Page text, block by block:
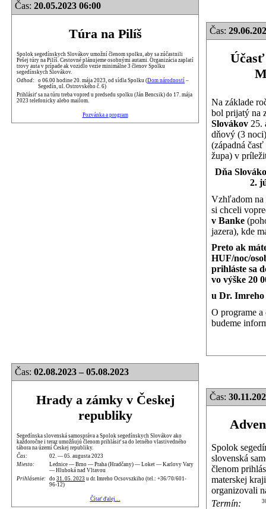
Čas: 20.05.2023 06:00
Túra na Pilíš
Spolok segedínskych Slovákov umožní členom spolku, aby sa zúčastnili
Pešej túry na Pilíš. Cestovné plánujeme osobnými autami. Organizácia zaplatí
trovy auta v prípade ak vozidlo vezie minimálne 3 členov Spolku
segedínskych Slovákov.
Odhod: o 06.00 hodine 20. mája 2023, od sídla Spolku (Dom národností –
Segedín, ul. Ostrovského č. 6)
Prihlásiť sa na túru treba vopred u predsedu spolku (Ján Bencsik) do 17. mája
2023 telefonicky alebo mailom.
Pozvánka a program
Čas:
Na základe
bol prijatý na
Slovákov 25.
dňový (3
(západná
župa) v
Dňa
2.
Vzhľadom na
si chceli
v Banke
jazera), kde
Preto ak
HUF/noc/
prihláste sa
vo výške 20
u Dr. Imreho
O programe
budeme
Čas: 02.08.2023 – 05.08.2023
Hrady a zámky v Českej
republiky
Segedínska slovenská samospráva a Spolok segedínskych Slovákov ako
každoročne i teraz umožňujú členom prihlásiť sa do letného vlastivedného
tábora na území Českej republiky.
Čas:
02. — 05. augusta 2023
Miesto:
Lednice — Brno — Praha (Hradčany) — Loket — Karlovy Vary
— Hluboká nad Vltavou
Prihlásenie: do 31. 05. 2023 u dr. Imreho Ocsovszkiho (tel.: +36/70/601-
96-12)
Čítať ďalej…
Čas:
Spolok
slovenská
členom
materskej
organizovali
Termín: